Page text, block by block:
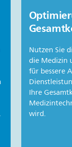
Nutzen Sie
die Medizin
für bessere
Ihre
wird.